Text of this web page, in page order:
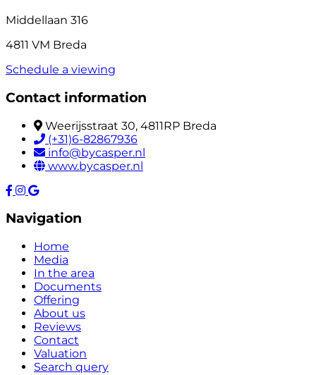
Middellaan 316
4811 VM Breda
Schedule a viewing
Contact information
Weerijsstraat 30, 4811RP Breda
(+31)6-82867936
info@bycasper.nl
www.bycasper.nl
Navigation
Home
Media
In the area
Documents
Offering
About us
Reviews
Contact
Valuation
Search query